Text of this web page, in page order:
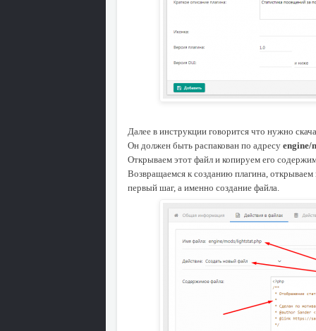
Далее в инструкции говорится что нужно
Он должен быть распакован по адресу engine/
Открываем этот файл и копируем его
Возвращаемся к созданию плагина,
первый шаг, а именно создание файла.